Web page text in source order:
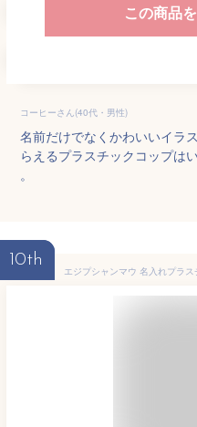
この商品
コーヒーさん(40代・男性)
名前だけでなくかわいいイラ
らえるプラスチックコップは
。
10th